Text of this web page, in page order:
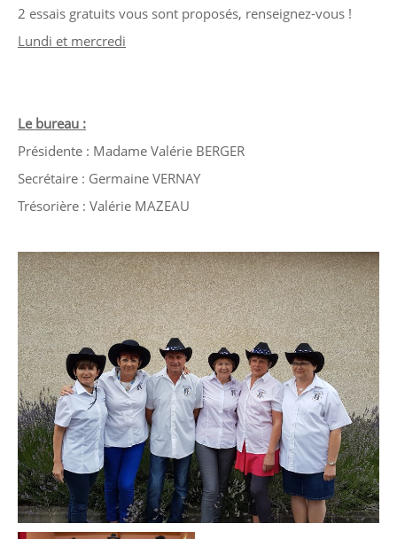
2 essais gratuits vous sont proposés, renseignez-vous !
Lundi et mercredi
Le bureau :
Présidente : Madame Valérie BERGER
Secrétaire : Germaine VERNAY
Trésorière : Valérie MAZEAU